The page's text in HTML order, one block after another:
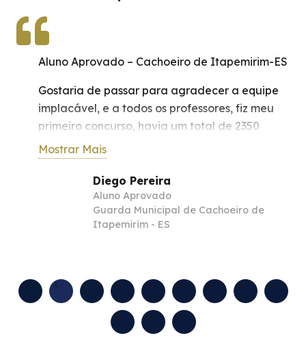
Aluno Aprovado – Curitiba-PR
Gostaria de expressar meus sinceros
agradecimentos à equipe da Implacável
Concursos. Obtive minha primeira aprovação
em concurso público já na primeira tentativa,
após alguns meses de dedicação aos estudos,
e reconheço que o trabalho desenvolvido por
essa equipe foi fundamental para a conquista
desse resultado. Meus mais sinceros
agradecimentos. @michonsz
Mostrar Mais
André Michon
Aluno Aprovado
Guarda Municipal de Curitiba-PR